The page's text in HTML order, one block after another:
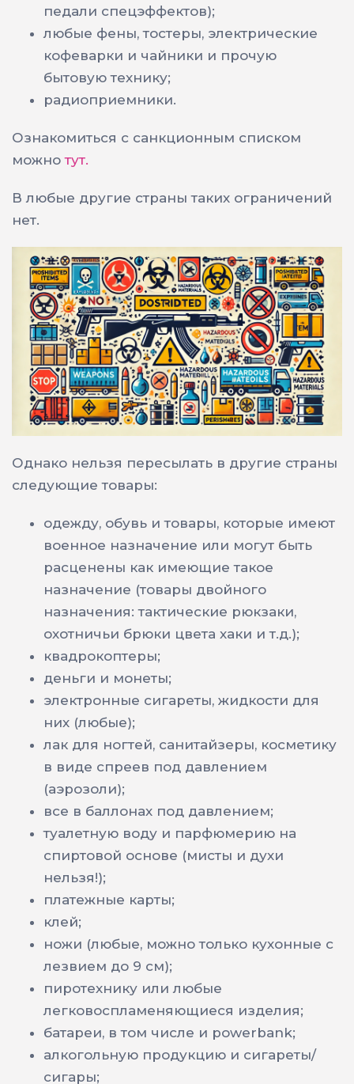
педали спецэффектов);
любые фены, тостеры, электрические
кофеварки и чайники и прочую
бытовую технику;
радиоприемники.
Ознакомиться с санкционным списком
можнотут.
В любые другие страны таких ограничений
нет.
Однако нельзя пересылать в другие страны
следующие товары:
одежду, обувь и товары, которые имеют
военное назначение или могут быть
расценены как имеющие такое
назначение (товары двойного
назначения: тактические рюкзаки,
охотничьи брюки цвета хаки и т.д.);
квадрокоптеры;
деньги и монеты;
электронные сигареты, жидкости для
них (любые);
лак для ногтей, санитайзеры, косметику
в виде спреев под давлением
(аэрозоли);
все в баллонах под давлением;
туалетную воду и парфюмерию на
спиртовой основе (мисты и духи
нельзя!);
платежные карты;
клей;
ножи (любые, можно только кухонные с
лезвием до 9 см);
пиротехнику или любые
легковоспламеняющиеся изделия;
батареи, в том числе и powerbank;
алкогольную продукцию и сигареты/
сигары;